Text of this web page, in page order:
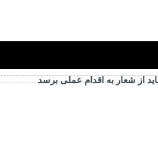
از شعار به اقدام عملی برسد